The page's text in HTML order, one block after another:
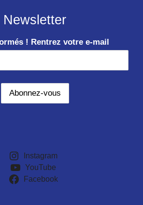
Newsletter
! Rentrez votre e-mail
Instagram
YouTube
Facebook